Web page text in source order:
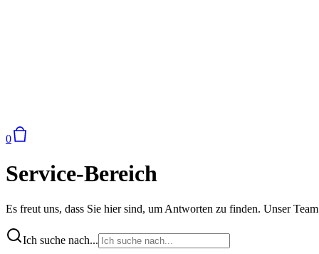
0
Service-Bereich
Es freut uns, dass Sie hier sind, um Antworten zu finden. Unser
Ich suche nach...